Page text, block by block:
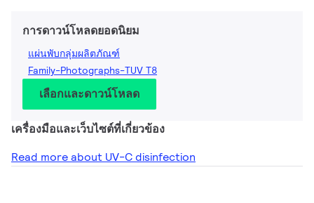
การดาวน์โหลดยอดนิยม
แผ่นพับกลุ่มผลิตภัณฑ์
Family-Photographs-TUV T8
เลือกและดาวน์โหลด
เครื่องมือและเว็บไซต์ที่เกี่ยวข้อง
Read more about UV-C disinfection